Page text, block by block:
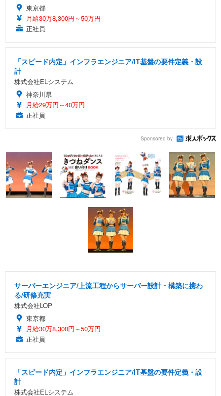
東京都
月給30万8,300円～50万円
正社員
「スピード内定」インフラエンジニア/IT基盤の要件定義・設
計
株式会社ELシステム
神奈川県
月給29万円～40万円
正社員
Sponsored by
サーバーエンジニア/上流工程からサーバー設計・構築に携わ
る/研修充実
株式会社LOP
東京都
月給30万8,300円～50万円
正社員
「スピード内定」インフラエンジニア/IT基盤の要件定義・設
計
株式会社ELシステム